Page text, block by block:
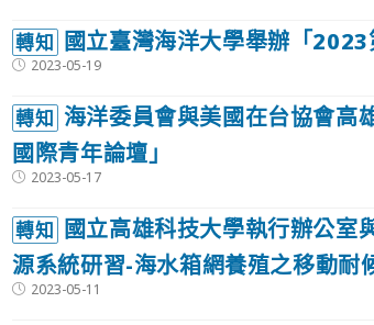
轉知 國立臺灣海洋大學舉辦「2023
Post2023-05-19
轉知 海洋委員會與美國在台協會
國際青年論壇」
Post2023-05-17
轉知 國立高雄科技大學執行辦公室
源系統研習-海水箱網養殖之移動耐
Post2023-05-11